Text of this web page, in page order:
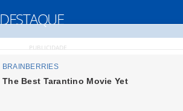
DESTAQUE
PUBLICIDADE